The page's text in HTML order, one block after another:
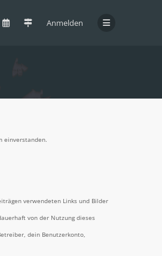
Anmelden
einverstanden.
verwendeten Links und Bilder
von der Nutzung dieses
dein Benutzerkonto,